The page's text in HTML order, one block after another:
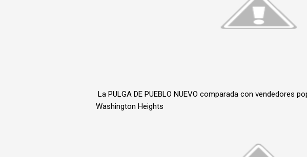
La PULGA DE PUEBLO NUEVO comparada con vendedores
Washington Heights